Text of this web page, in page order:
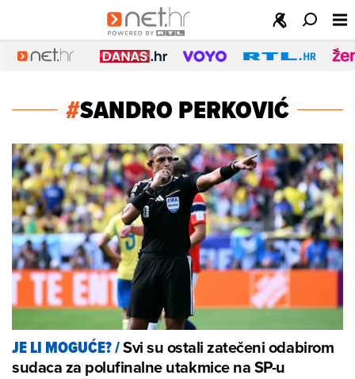
#SANDRO PERKOVIĆ
JE LI MOGUĆE?/Svi su ostali zatečeni odabirom
sudaca za polufinalne utakmice na SP-u